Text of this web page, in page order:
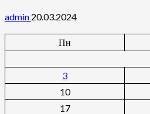
admin 20.03.2024
Пн
3
10
17